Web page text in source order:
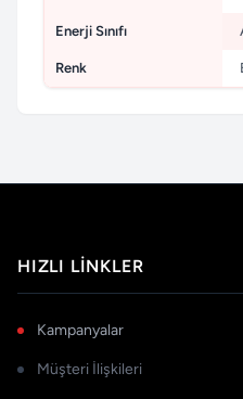
Enerji Sınıfı
Renk
HIZLI LINKLER
Kampanyalar
Müşteri İlişkileri